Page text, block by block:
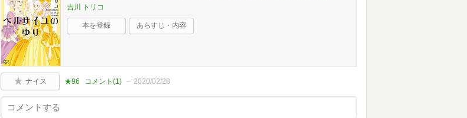
吉川 トリコ
本を登録 あらすじ・内容
ナイス ★96 コメント(1) 2020/02/28